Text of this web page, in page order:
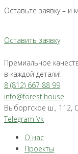
Оставьте заявку –
Оставить заявку
Премиальное
в каждой детали!
8 (812) 667 88 99
info@forest.house
Выборгское ш., 112,
Telegram Vk
О нас
Проекты